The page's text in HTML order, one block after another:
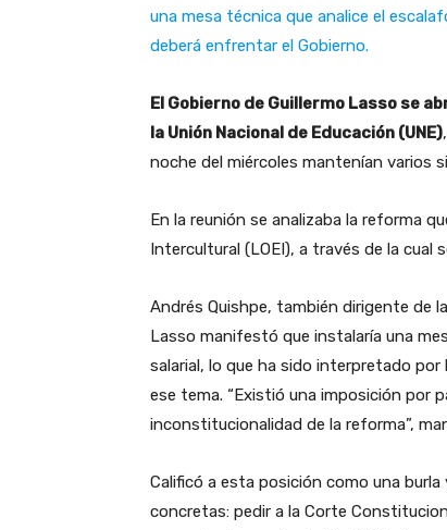
una mesa técnica que analice el
deberá enfrentar el Gobierno.
El Gobierno de Guillermo Lasso se
la Unión Nacional de Educación (UNE)
noche del miércoles mantenían varios
En la reunión se analizaba la reforma
Intercultural (LOEI), a través de la cual
Andrés Quishpe, también dirigente de
Lasso manifestó que instalaría una
salarial, lo que ha sido interpretado
ese tema. “Existió una imposición por
inconstitucionalidad de la reforma”,
Calificó a esta posición como una
concretas: pedir a la Corte